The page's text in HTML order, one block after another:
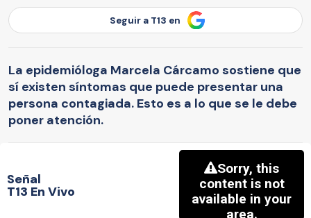
Seguir a T13 en
La epidemióloga Marcela Cárcamo sostiene que
sí existen síntomas que puede presentar una
persona contagiada. Esto es a lo que se le debe
poner atención.
Señal
T13 En Vivo